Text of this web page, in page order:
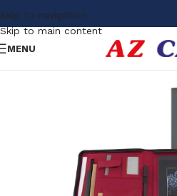
Skip to navigation
Skip to main content
MENU